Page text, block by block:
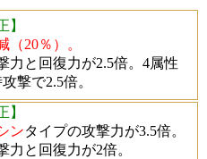
】
（20％）。
力と回復力が2.5倍。4属性
撃で2.5倍。
】
ンタイプの攻撃力が3.5倍。
力と回復力が2倍。